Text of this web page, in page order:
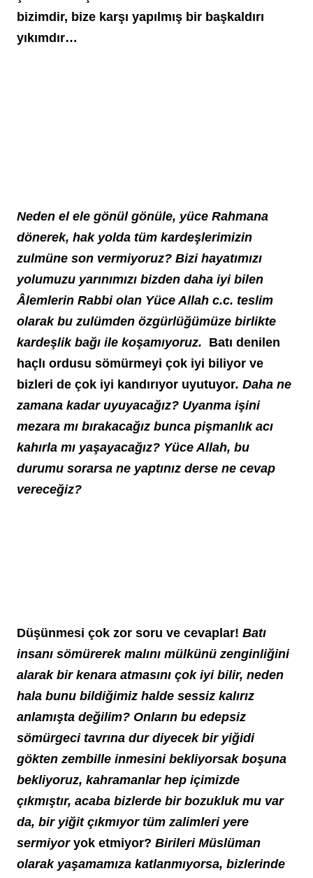
bizimdir, bize karşı yapılmış bir başkaldırı
yıkımdır…
Neden el ele gönül gönüle, yüce Rahmana
dönerek, hak yolda tüm kardeşlerimizin
zulmüne son vermiyoruz? Bizi hayatımızı
yolumuzu yarınımızı bizden daha iyi bilen
Âlemlerin Rabbi olan Yüce Allah c.c. teslim
olarak bu zulümden özgürlüğümüze birlikte
kardeşlik bağı ile koşamıyoruz. Batı denilen
haçlı ordusu sömürmeyi çok iyi biliyor ve
bizleri de çok iyi kandırıyor uyutuyor. Daha ne
zamana kadar uyuyacağız? Uyanma işini
mezara mı bırakacağız bunca pişmanlık acı
kahırla mı yaşayacağız? Yüce Allah, bu
durumu sorarsa ne yaptınız derse ne cevap
vereceğiz?
Düşünmesi çok zor soru ve cevaplar! Batı
insanı sömürerek malını mülkünü zenginliğini
alarak bir kenara atmasını çok iyi bilir, neden
hala bunu bildiğimiz halde sessiz kalırız
anlamışta değilim? Onların bu edepsiz
sömürgeci tavrına dur diyecek bir yiğidi
gökten zembille inmesini bekliyorsak boşuna
bekliyoruz, kahramanlar hep içimizde
çıkmıştır, acaba bizlerde bir bozukluk mu var
da, bir yiğit çıkmıyor tüm zalimleri yere
sermiyor yok etmiyor? Birileri Müslüman
olarak yaşamamıza katlanmıyorsa, bizlerinde